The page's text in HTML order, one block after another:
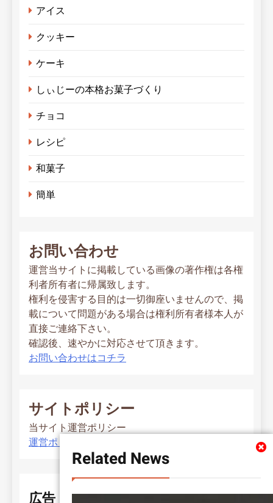
Related News
アイス
クッキー
ケーキ
しぃじーの本格お菓子づくり
チョコ
レシピ
和菓子
簡単
お問い合わせ
運営当サイトに掲載している画像の著作権は各権
利者所有者に帰属致します。
権利を侵害する目的は一切御座いませんので、掲
載について問題がある場合は権利所有者様本人が
直接ご連絡下さい。
確認後、速やかに対応させて頂きます。
お問い合わせはコチラ
サイトポリシー
当サイト運営ポリシー
運営ポリシー
広告